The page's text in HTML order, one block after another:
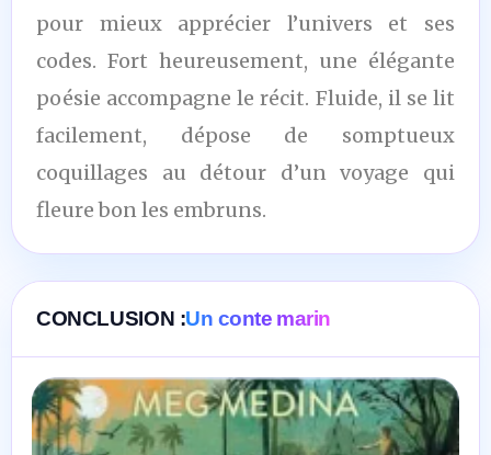
pour mieux apprécier l’univers et ses
codes. Fort heureusement, une élégante
poésie accompagne le récit. Fluide, il se lit
facilement, dépose de somptueux
coquillages au détour d’un voyage qui
fleure bon les embruns.
CONCLUSION :Un conte marin